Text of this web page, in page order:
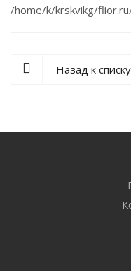
/home/k/krskvikg/
Назад к списку